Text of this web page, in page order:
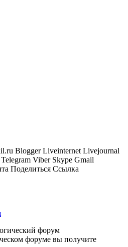
Blogger Liveinternet Livejournal
Telegram Viber Skype Gmail
Поделиться Ссылка
форум
форуме вы получите